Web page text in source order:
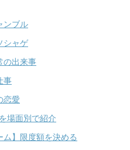
ンブル
シャゲ
の出来事
事
恋愛
場面別で紹介
ム】限度額を決める